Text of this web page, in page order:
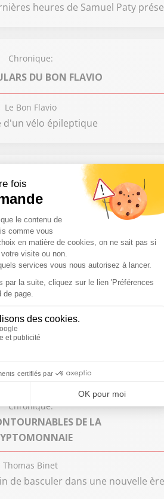
heures de Samuel Paty
Chronique:
DU BON FLAVIO
Le Bon Flavio
d'un vélo épileptique
DE PHILIPPE DAVID
Philippe David
retenu les leçons du Covid !
Chronique:
et Philippe David
Chronique:
DE LA
Thomas Binet
de basculer dans une nouvelle